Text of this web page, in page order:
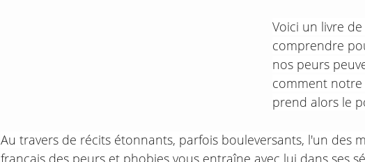
Voici un livre
comprendre
nos peurs
comment
prend alors le
Au travers de récits étonnants, parfois bouleversants, l'un des